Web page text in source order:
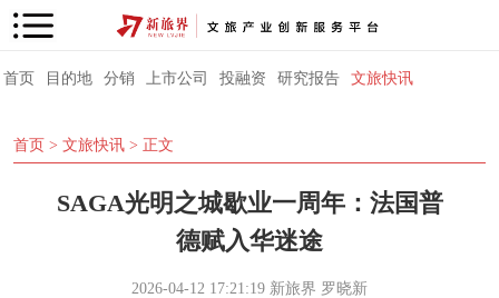
首页 目的地 分销 上市公司 投融资 研究报告 文旅快讯
首页 > 文旅快讯 > 正文
SAGA光明之城歇业一周年：法国普
德赋入华迷途
2026-04-12 17:21:19 新旅界 罗晓新